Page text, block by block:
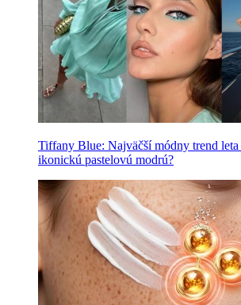
Tiffany Blue: Najväčší módny trend
ikonickú pastelovú modrú?